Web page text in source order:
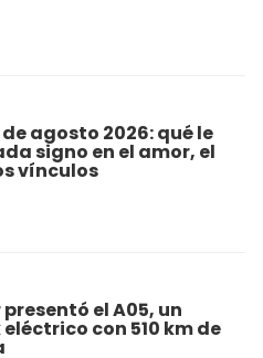
agosto 2026: qué le
signo en el amor, el
vínculos
el A05, un
con 510 km de